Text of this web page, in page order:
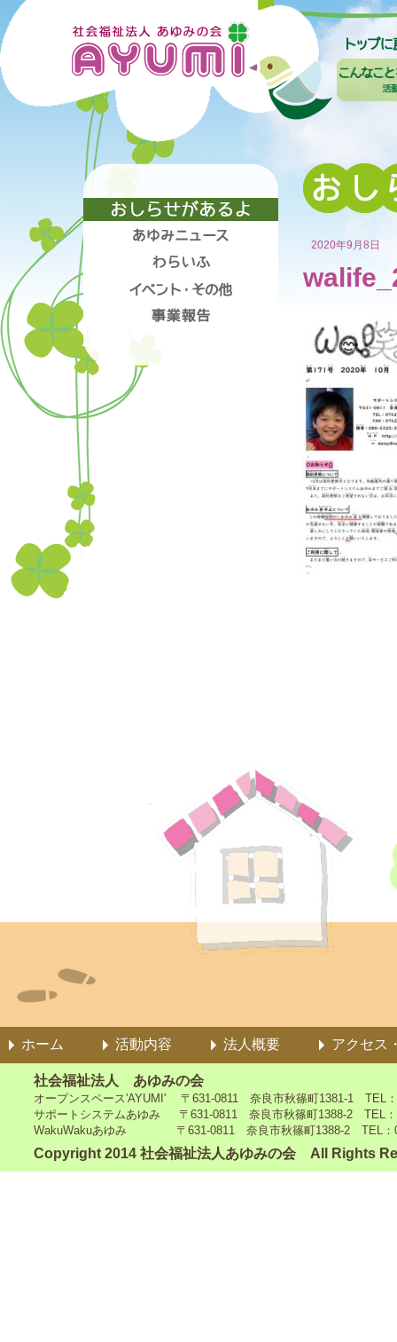
2020年9月8日
ホーム 活動内容 法人概要 アクセス
社会福祉法人 あゆみの会
オープンスペース'AYUMI' 〒631-0811 奈良市秋篠町1381-1 TEL
サポートシステムあゆみ 〒631-0811 奈良市秋篠町1388-2 TEL：
WakuWakuあゆみ 〒631-0811 奈良市秋篠町1388-2 TEL：
Copyright 2014 社会福祉法人あゆみの会 All Rights